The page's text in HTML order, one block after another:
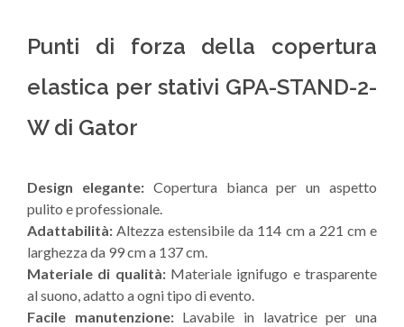
Punti di forza della copertura
elastica per stativi GPA-STAND-2-
W di Gator
Design elegante:Copertura bianca per un aspetto
pulito e professionale.
Adattabilità: Altezza estensibile da 114 cm a 221 cm e
larghezza da 99 cm a 137 cm.
Materiale di qualità:Materiale ignifugo e trasparente
al suono, adatto a ogni tipo di evento.
Facile manutenzione:Lavabile in lavatrice per una